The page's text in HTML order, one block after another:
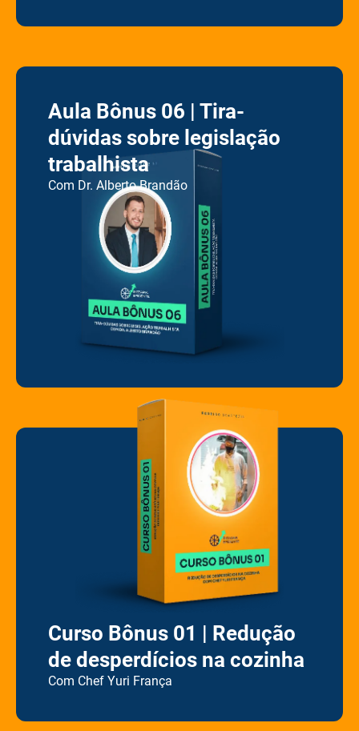
Aula Bônus 06 | Tira-
dúvidas sobre legislação
trabalhista
Com Dr. Alberto Brandão
Curso Bônus 01 | Redução
de desperdícios na cozinha
Com Chef Yuri França